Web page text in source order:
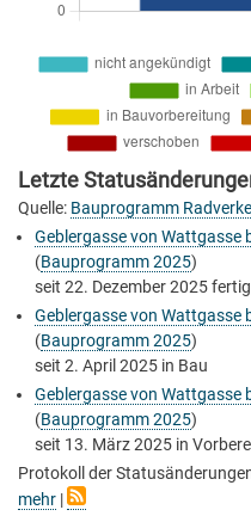
Letzte
Quelle: Bauprogramm
Geblergasse von Wattgasse
(Bauprogramm 2025)
seit 22. Dezember 2025
Geblergasse von Wattgasse
(Bauprogramm 2025)
seit 2. April 2025 in Bau
Geblergasse von Wattgasse
(Bauprogramm 2025)
seit 13. März 2025 in
Protokoll der
mehr |